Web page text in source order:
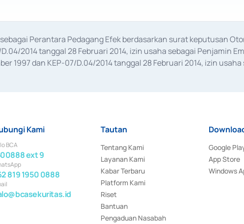
Perantara Pedagang Efek berdasarkan surat keputusan
2014 tanggal 28 Februari 2014, izin usaha sebagai Penjamin
1997 dan KEP-07/D.04/2014 tanggal 28 Februari 2014, izin
Kami
BCA
ext 9
819 1950 0888
Tautan
Tentang Kami
Layanan Kami
Kabar Terbaru
Platform Kami
Riset
Bantuan
Pengaduan Nasabah
Google
App Store
Windows